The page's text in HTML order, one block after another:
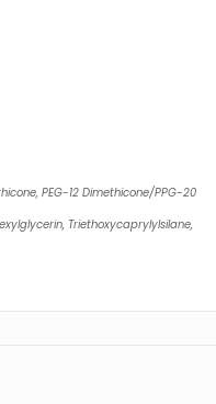
PEG-12 Dimethicone/PPG-20
Triethoxycaprylylsilane,